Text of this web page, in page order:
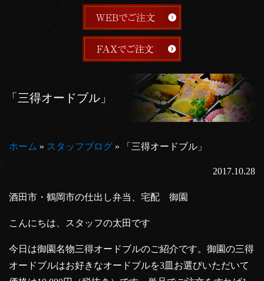
「三得オードブル」
ホーム » スタッフブログ » 「三得オードブル」
2017.10.28
酒田市・鶴岡市の仕出し弁当、宅配 御園
こんにちは、スタッフの太田です
今日は御園名物三得オードブルのご紹介です。御園の三得
オードブルはお好きなオードブルを3皿お選びいただいて